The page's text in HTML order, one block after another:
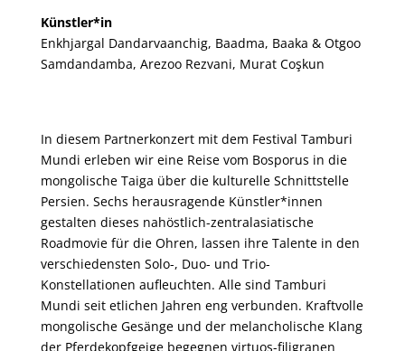
Künstler*in
Enkhjargal Dandarvaanchig, Baadma, Baaka & Otgoo
Samdandamba, Arezoo Rezvani, Murat Coşkun
In diesem Partnerkonzert mit dem Festival Tamburi
Mundi erleben wir eine Reise vom Bosporus in die
mongolische Taiga über die kulturelle Schnittstelle
Persien. Sechs herausragende Künstler*innen
gestalten dieses nahöstlich-zentralasiatische
Roadmovie für die Ohren, lassen ihre Talente in den
verschiedensten Solo-, Duo- und Trio-
Konstellationen aufleuchten. Alle sind Tamburi
Mundi seit etlichen Jahren eng verbunden. Kraftvolle
mongolische Gesänge und der melancholische Klang
der Pferdekopfgeige begegnen virtuos-filigranen